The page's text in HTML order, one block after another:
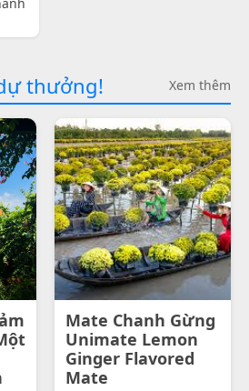
thưởng! Xem thêm
Mate Chanh Gừng
Unimate Lemon
Ginger Flavored
Mate